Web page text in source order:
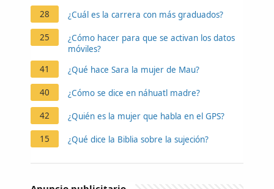
28
¿Cuál es la carrera con más graduados?
25
¿Cómo hacer para que se activan los datos
móviles?
41
¿Qué hace Sara la mujer de Mau?
40 ¿Cómo se dice en náhuatl madre?
42 ¿Quién es la mujer que habla en el GPS?
15 ¿Qué dice la Biblia sobre la sujeción?